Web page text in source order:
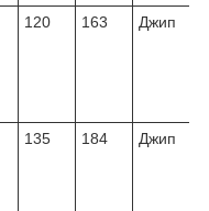
120 163 Джип
135 184 Джип